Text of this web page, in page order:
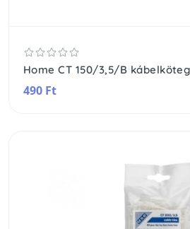
490 Ft